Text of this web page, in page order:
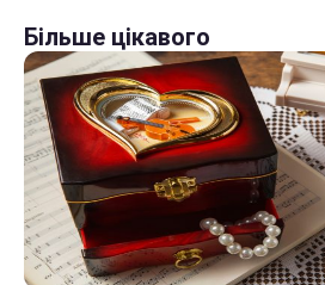
Більше цікавого